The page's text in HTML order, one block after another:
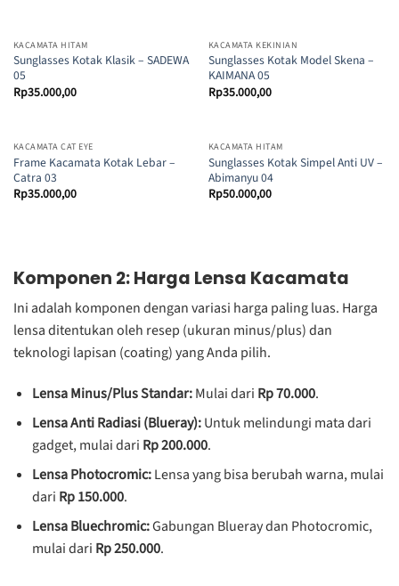
KACAMATA HITAM
Sunglasses Kotak Klasik – SADEWA
05
Rp35.000,00
KACAMATA KEKINIAN
Sunglasses Kotak Model Skena –
KAIMANA 05
Rp35.000,00
KACAMATA CAT EYE
Frame Kacamata Kotak Lebar –
Catra 03
Rp35.000,00
KACAMATA HITAM
Sunglasses Kotak Simpel Anti UV –
Abimanyu 04
Rp50.000,00
Komponen 2: Harga Lensa Kacamata
Ini adalah komponen dengan variasi harga paling luas. Harga
lensa ditentukan oleh resep (ukuran minus/plus) dan
teknologi lapisan (coating) yang Anda pilih.
Lensa Minus/Plus Standar:Mulai dari Rp 70.000.
Lensa Anti Radiasi (Blueray):Untuk melindungi mata dari
gadget, mulai dari Rp 200.000.
Lensa Photocromic:Lensa yang bisa berubah warna, mulai
dari Rp 150.000.
Lensa Bluechromic:Gabungan Blueray dan Photocromic,
mulai dari Rp 250.000.